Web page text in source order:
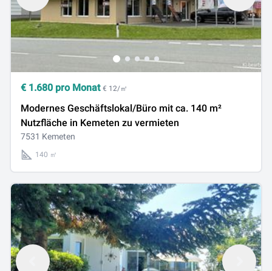
€ 1.680 pro Monat € 12/㎡
Modernes Geschäftslokal/Büro mit ca. 140 m²
Nutzfläche in Kemeten zu vermieten
7531 Kemeten
140 ㎡